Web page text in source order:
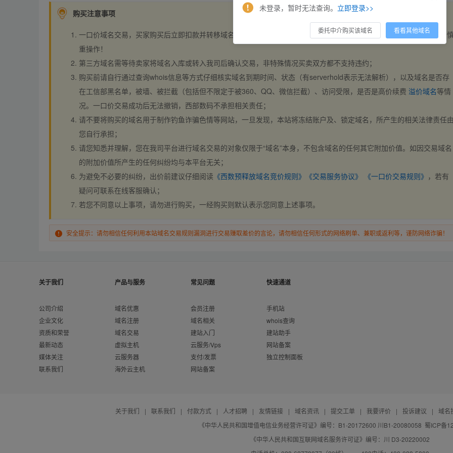
购买注意事项
一口价域名交易，买家购买后立即扣款并转移域名，交易自动完成。买卖双方都不支持违约，一旦出价不支持撤销，请
重操作！
第三方域名需等待卖家将域名入库或转入我司后确认交易，非特殊情况买卖双方都不支持违约；
购买前请自行通过查询whois信息等方式仔细核实域名到期时间、状态（有serverhold表示无法解析），以及域名是否存
在工信部黑名单，被墙、被拦截（包括但不限定于被360、QQ、微信拦截）、访问受限，是否是高价续费 溢价域名等情
况。一口价交易成功后无法撤销，西部数码不承担相关责任；
请不要将购买的域名用于制作钓鱼诈骗色情等网站，一旦发现，本站将冻结账户及、锁定域名，所产生的相关法律责任
您自行承担；
请您知悉并理解，您在我司平台进行域名交易的对象仅限于“域名”本身，不包含域名的任何其它附加价值。如因交易域名
的附加价值所产生的任何纠纷均与本平台无关；
为避免不必要的纠纷，出价前建议仔细阅读 《西数预释放域名竞价规则》 《交易服务协议》 《一口价交易规则》 ，若有
疑问可联系在线客服确认；
若您不同意以上事项，请勿进行购买，一经购买则默认表示您同意上述事项。
安全提示：请勿相信任何利用本站域名交易规则漏洞进行交易赚取差价的言论，请勿相信任何形式的网络刷单、兼职或返利等，谨防网络诈骗！
关于我们
公司介绍
企业文化
资质和荣誉
最新动态
媒体关注
联系我们
产品与服务
域名优惠
域名注册
域名交易
虚拟主机
云服务器
海外云主机
常见问题
会员注册
域名相关
建站入门
云服务/Vps
支付/发票
网站备案
快速通道
手机站
whois查询
建站助手
网站备案
独立控制面板
关于我们 | 联系我们 | 付款方式 | 人才招聘 | 友情链接 | 域名资讯 | 提交工单 | 我要评价 | 投诉建议 |
域名
《中华人民共和国增值电信业务经营许可证》编号：B1-20172600 川B1-20080058 蜀ICP备
《中华人民共和国互联网域名服务许可证》编号：川 D3-20220002
未登录，暂时无法查询。 立即登录>>
委托中介购买该域名 看看其他域名